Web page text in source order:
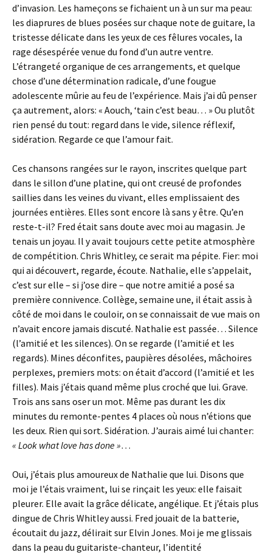
d’invasion. Les hameçons se fichaient un à un sur ma peau:
les diaprures de blues posées sur chaque note de guitare, la
tristesse délicate dans les yeux de ces fêlures vocales, la
rage désespérée venue du fond d’un autre ventre.
L’étrangeté organique de ces arrangements, et quelque
chose d’une détermination radicale, d’une fougue
adolescente mûrie au feu de l’expérience. Mais j’ai dû penser
ça autrement, alors: « Aouch, ‘tain c’est beau… » Ou plutôt
rien pensé du tout: regard dans le vide, silence réflexif,
sidération. Regarde ce que l’amour fait.
Ces chansons rangées sur le rayon, inscrites quelque part
dans le sillon d’une platine, qui ont creusé de profondes
saillies dans les veines du vivant, elles emplissaient des
journées entières. Elles sont encore là sans y être. Qu’en
reste-t-il? Fred était sans doute avec moi au magasin. Je
tenais un joyau. Il y avait toujours cette petite atmosphère
de compétition. Chris Whitley, ce serait ma pépite. Fier: moi
qui ai découvert, regarde, écoute. Nathalie, elle s’appelait,
c’est sur elle – si j’ose dire – que notre amitié a posé sa
première connivence. Collège, semaine une, il était assis à
côté de moi dans le couloir, on se connaissait de vue mais on
n’avait encore jamais discuté. Nathalie est passée… Silence
(l’amitié et les silences). On se regarde (l’amitié et les
regards). Mines déconfites, paupières désolées, mâchoires
perplexes, premiers mots: on était d’accord (l’amitié et les
filles). Mais j’étais quand même plus croché que lui. Grave.
Trois ans sans oser un mot. Même pas durant les dix
minutes du remonte-pentes 4 places où nous n’étions que
les deux. Rien qui sort. Sidération. J’aurais aimé lui chanter:
« Look what love has done »…
Oui, j’étais plus amoureux de Nathalie que lui. Disons que
moi je l’étais vraiment, lui se rinçait les yeux: elle faisait
pleurer. Elle avait la grâce délicate, angélique. Et j’étais plus
dingue de Chris Whitley aussi. Fred jouait de la batterie,
écoutait du jazz, délirait sur Elvin Jones. Moi je me glissais
dans la peau du guitariste-chanteur, l’identité